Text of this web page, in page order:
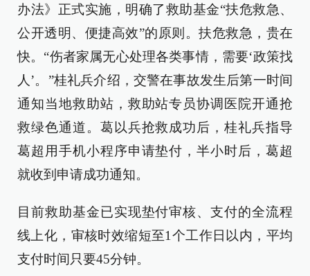
办法》正式实施，明确了救助基金“扶危救急、
公开透明、便捷高效”的原则。扶危救急，贵在
快。“伤者家属无心处理各类事情，需要‘政策找
人’。”桂礼兵介绍，交警在事故发生后第一时间
通知当地救助站，救助站专员协调医院开通抢
救绿色通道。葛以兵抢救成功后，桂礼兵指导
葛超用手机小程序申请垫付，半小时后，葛超
就收到申请成功通知。
目前救助基金已实现垫付审核、支付的全流程
线上化，审核时效缩短至1个工作日以内，平均
支付时间只要45分钟。